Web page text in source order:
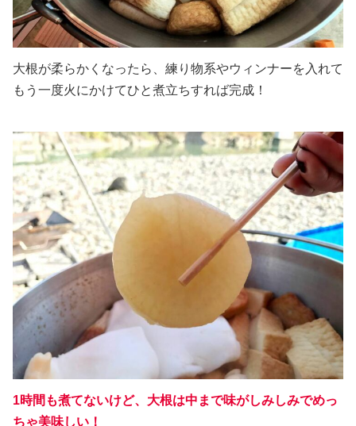
大根が柔らかくなったら、練り物系やウィンナーを入れて
もう一度火にかけてひと煮立ちすれば完成！
1時間も煮てないけど、大根は中まで味がしみしみでめっ
ちゃ美味しい！